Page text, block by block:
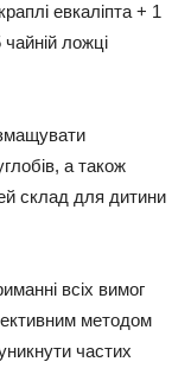
евкаліпта + 1
ложці
а також
склад для дитини
всіх вимог
методом
частих